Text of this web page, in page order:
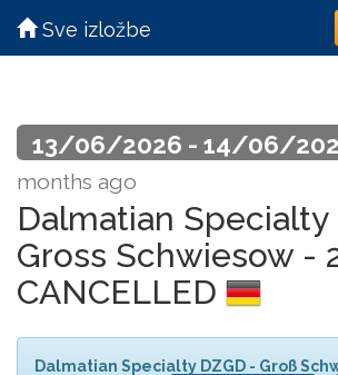
Sve izložbe
13/06/2026 - 14/06/
months ago
Dalmatian Specialty
Gross Schwiesow -
CANCELLED
Dalmatian Specialty DZGD - Groß